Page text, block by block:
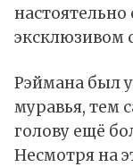
настоятельно
эксклюзивом
Рэймана был
муравья, тем
голову ещё
Несмотря на